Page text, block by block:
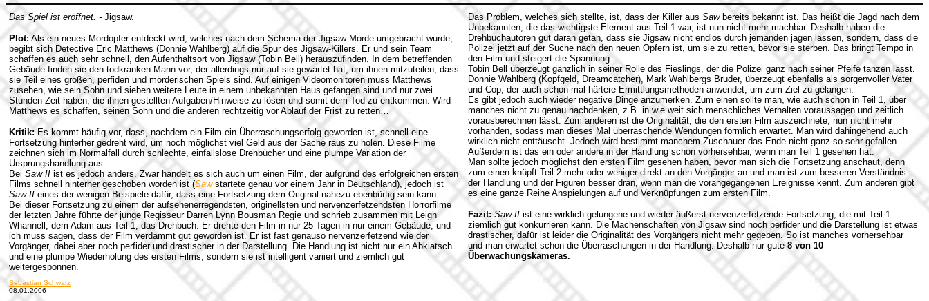
Das Spiel ist eröffnet. - Jigsaw.
Plot: Als ein neues Mordopfer entdeckt wird, welches nach dem Schema der Jigsaw-Morde umgebracht wurde,
begibt sich Detective Eric Matthews (Donnie Wahlberg) auf die Spur des Jigsaw-Killers. Er und sein Team
schaffen es auch sehr schnell, den Aufenthaltsort von Jigsaw (Tobin Bell) herauszufinden. In dem betreffenden
Gebäude finden sie den todkranken Mann vor, der allerdings nur auf sie gewartet hat, um ihnen mitzuteilen, dass
sie Teil eines großen, perfiden und mörderischen Spiels sind. Auf einigen Videomonitoren muss Matthews
zusehen, wie sein Sohn und sieben weitere Leute in einem unbekannten Haus gefangen sind und nur zwei
Stunden Zeit haben, die ihnen gestellten Aufgaben/Hinweise zu lösen und somit dem Tod zu entkommen. Wird
Matthews es schaffen, seinen Sohn und die anderen rechtzeitig vor Ablauf der Frist zu retten…
Kritik: Es kommt häufig vor, dass, nachdem ein Film ein Überraschungserfolg geworden ist, schnell eine
Fortsetzung hinterher gedreht wird, um noch möglichst viel Geld aus der Sache raus zu holen. Diese Filme
zeichnen sich im Normalfall durch schlechte, einfallslose Drehbücher und eine plumpe Variation der
Ursprungshandlung aus.
Bei Saw II ist es jedoch anders. Zwar handelt es sich auch um einen Film, der aufgrund des erfolgreichen ersten
Films schnell hinterher geschoben worden ist (Sawstartete genau vor einem Jahr in Deutschland), jedoch ist
Saw II eines der wenigen Beispiele dafür, dass eine Fortsetzung dem Original nahezu ebenbürtig sein kann.
Bei dieser Fortsetzung zu einem der aufsehenerregendsten, originellsten und nervenzerfetzendsten Horrorfilme
der letzten Jahre führte der junge Regisseur Darren Lynn Bousman Regie und schrieb zusammen mit Leigh
Whannell, dem Adam aus Teil 1, das Drehbuch. Er drehte den Film in nur 25 Tagen in nur einem Gebäude, und
ich muss sagen, dass der Film verdammt gut geworden ist. Er ist fast genauso nervenzerfetzend wie der
Vorgänger, dabei aber noch perfider und drastischer in der Darstellung. Die Handlung ist nicht nur ein Abklatsch
und eine plumpe Wiederholung des ersten Films, sondern sie ist intelligent variiert und ziemlich gut
weitergesponnen.
Das Problem, welches sich stellte, ist, dass der Killer aus Sawbereits bekannt ist. Das heißt die Jagd nach dem
Unbekannten, die das wichtigste Element aus Teil 1 war, ist nun nicht mehr machbar. Deshalb haben die
Drehbuchautoren gut daran getan, dass sie Jigsaw nicht endlos durch jemanden jagen lassen, sondern, dass die
Polizei jetzt auf der Suche nach den neuen Opfern ist, um sie zu retten, bevor sie sterben. Das bringt Tempo in
den Film und steigert die Spannung.
Tobin Bell überzeugt gänzlich in seiner Rolle des Fieslings, der die Polizei ganz nach seiner Pfeife tanzen lässt.
Donnie Wahlberg (Kopfgeld, Dreamcatcher), Mark Wahlbergs Bruder, überzeugt ebenfalls als sorgenvoller Vater
und Cop, der auch schon mal härtere Ermittlungsmethoden anwendet, um zum Ziel zu gelangen.
Es gibt jedoch auch wieder negative Dinge anzumerken. Zum einen sollte man, wie auch schon in Teil 1, über
manches nicht zu genau nachdenken, z.B. in wie weit sich menschliches Verhalten voraussagen und zeitlich
vorausberechnen lässt. Zum anderen ist die Originalität, die den ersten Film auszeichnete, nun nicht mehr
vorhanden, sodass man dieses Mal überraschende Wendungen förmlich erwartet. Man wird dahingehend auch
wirklich nicht enttäuscht. Jedoch wird bestimmt manchem Zuschauer das Ende nicht ganz so sehr gefallen.
Außerdem ist das ein oder andere in der Handlung schon vorhersehbar, wenn man Teil 1 gesehen hat.
Man sollte jedoch möglichst den ersten Film gesehen haben, bevor man sich die Fortsetzung anschaut, denn
zum einen knüpft Teil 2 mehr oder weniger direkt an den Vorgänger an und man ist zum besseren Verständnis
der Handlung und der Figuren besser dran, wenn man die vorangegangenen Ereignisse kennt. Zum anderen gibt
es eine ganze Reihe Anspielungen auf und Verknüpfungen zum ersten Film.
Fazit: Saw II ist eine wirklich gelungene und wieder äußerst nervenzerfetzende Fortsetzung, die mit Teil 1
ziemlich gut konkurrieren kann. Die Machenschaften von Jigsaw sind noch perfider und die Darstellung ist etwas
drastischer, dafür ist leider die Originalität des Vorgängers nicht mehr gegeben. So ist manches vorhersehbar
und man erwartet schon die Überraschungen in der Handlung. Deshalb nur gute8 von 10
Überwachungskameras.
Sebastian Schwarz
08.01.2006